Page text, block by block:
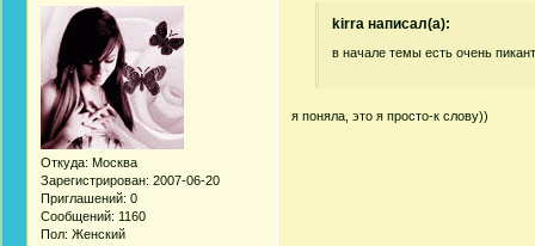
Откуда: Москва
Зарегистрирован: 2007-06-20
Приглашений: 0
Сообщений: 1160
Пол: Женский
kirra написал(а):
в начале темы есть очень
я поняла, это я просто-к слову))